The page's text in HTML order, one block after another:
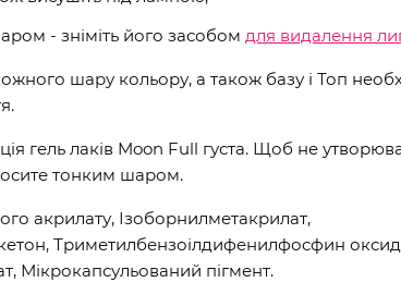
- зніміть його засобом для видалення
шару кольору, а також базу і Топ
гель лаків Moon Full густа. Щоб не
тонким шаром.
акрилату, Ізоборнилметакрилат,
Триметилбензоілдифенилфосфин
Мікрокапсульований пігмент.